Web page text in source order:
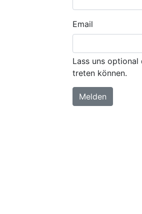
Email
Lass uns
treten können.
Melden